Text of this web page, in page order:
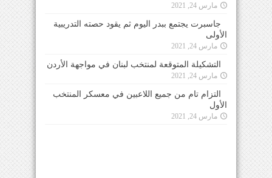
مارس 24, 2021
جاسبرت يجتمع ببدر اليوم ثم يقود حصته التدريبية
الأولى
مارس 24, 2021
التشكيلة المتوقعة لمنتخب لبنان في مواجهة الأردن
مارس 24, 2021
التزام تام من جميع اللاعبين في معسكر المنتخب
الأول
مارس 24, 2021